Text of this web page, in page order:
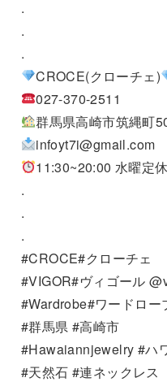
.
.
.
CROCE(クローチェ)
027-370-2511
群馬県高崎市筑縄町
infoyt7i@gmail.com
11:30~20:00 水曜定休
.
.
.
#CROCE#クローチェ
#VIGOR#ヴィゴール
#Wardrobe#ワードロ
#群馬県 #高崎市
#Hawaiannjewelry #ハ
#天然石 #連ネックレス